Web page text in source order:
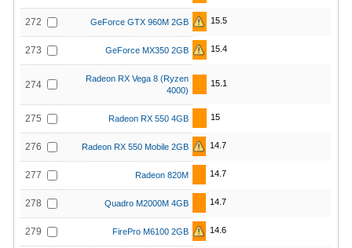
272 GeForce GTX 960M 2GB 15.5
273 GeForce MX350 2GB 15.4
274
Radeon RX Vega 8 (Ryzen
4000)
15.1
275 Radeon RX 550 4GB 15
276 Radeon RX 550 Mobile 2GB 14.7
277 Radeon 820M 14.7
278 Quadro M2000M 4GB 14.7
279 FirePro M6100 2GB 14.6